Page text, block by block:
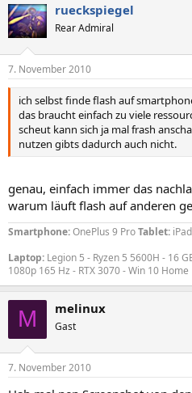
rueckspiegel
Rear Admiral
7. November 2010
ich selbst finde flash auf
das braucht einfach zu viele
scheut kann sich ja mal frash
nutzen gibts dadurch auch nicht.
genau, einfach immer das
warum läuft flash auf anderen
Smartphone:OnePlus 9 ProTablet:
Laptop: Legion 5 - Ryzen 5 5600H - 16
1080p 165 Hz - RTX 3070 - Win 10 Home
M melinux
Gast
7. November 2010